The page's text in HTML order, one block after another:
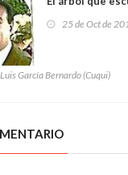
25 de Oct de
García Bernardo (Cuqui)